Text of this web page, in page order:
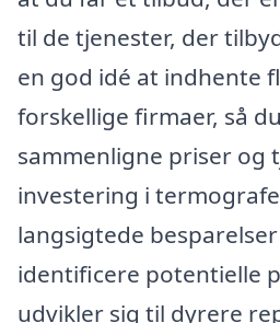
til de tjenester, der
en god idé at indhente
forskellige firmaer, så
sammenligne priser og
investering i
langsigtede
identificere potentielle
udvikler sig til dyrere